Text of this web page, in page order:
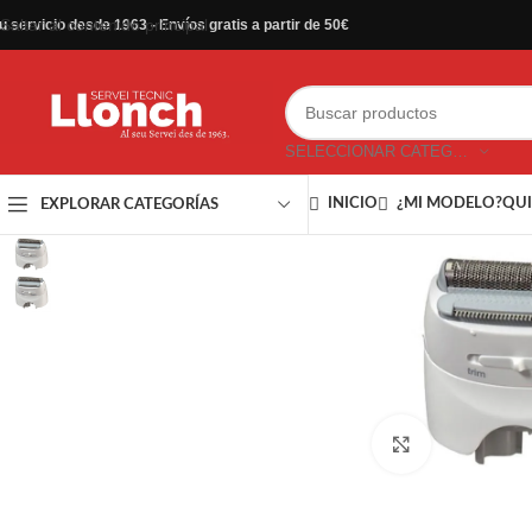
Saltar al contenido principal
servicio desde 1963 - Envíos gratis a partir de 50€
EXPLORAR CATEGORÍAS INICIO ¿MI MODELO?
Haga clic